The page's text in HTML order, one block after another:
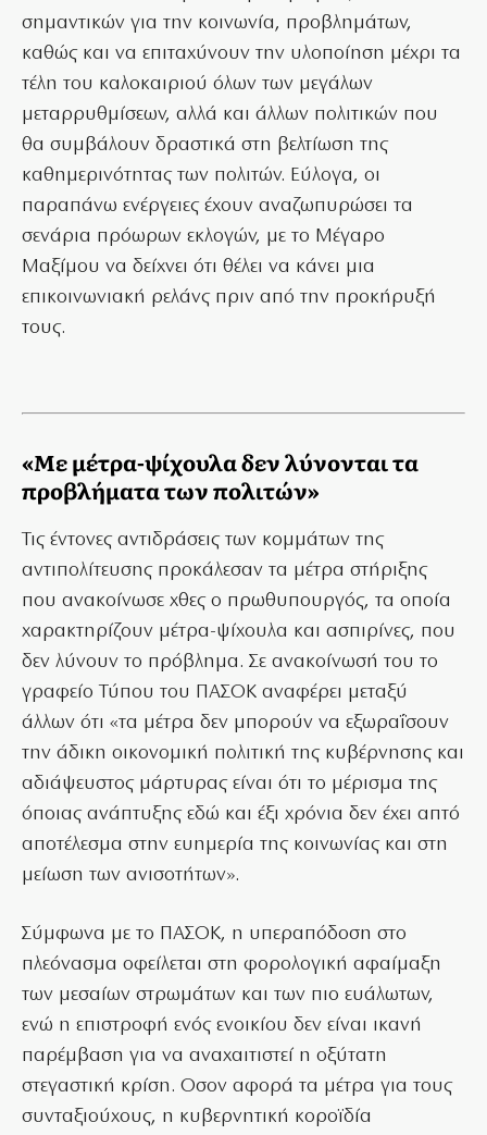
σημαντικών για την κοινωνία, προβλημάτων,
καθώς και να επιταχύνουν την υλοποίηση μέχρι τα
τέλη του καλοκαιριού όλων των μεγάλων
μεταρρυθμίσεων, αλλά και άλλων πολιτικών που
θα συμβάλουν δραστικά στη βελτίωση της
καθημερινότητας των πολιτών. Εύλογα, οι
παραπάνω ενέργειες έχουν αναζωπυρώσει τα
σενάρια πρόωρων εκλογών, με το Μέγαρο
Μαξίμου να δείχνει ότι θέλει να κάνει μια
επικοινωνιακή ρελάνς πριν από την προκήρυξή
τους.
«Με μέτρα-ψίχουλα δεν λύνονται τα
προβλήματα των πολιτών»
Τις έντονες αντιδράσεις των κομμάτων της
αντιπολίτευσης προκάλεσαν τα μέτρα στήριξης
που ανακοίνωσε χθες ο πρωθυπουργός, τα οποία
χαρακτηρίζουν μέτρα-ψίχουλα και ασπιρίνες, που
δεν λύνουν το πρόβλημα. Σε ανακοίνωσή του το
γραφείο Τύπου του ΠΑΣΟΚ αναφέρει μεταξύ
άλλων ότι «τα μέτρα δεν μπορούν να εξωραΐσουν
την άδικη οικονομική πολιτική της κυβέρνησης και
αδιάψευστος μάρτυρας είναι ότι το μέρισμα της
όποιας ανάπτυξης εδώ και έξι χρόνια δεν έχει απτό
αποτέλεσμα στην ευημερία της κοινωνίας και στη
μείωση των ανισοτήτων».
Σύμφωνα με το ΠΑΣΟΚ, η υπεραπόδοση στο
πλεόνασμα οφείλεται στη φορολογική αφαίμαξη
των μεσαίων στρωμάτων και των πιο ευάλωτων,
ενώ η επιστροφή ενός ενοικίου δεν είναι ικανή
παρέμβαση για να αναχαιτιστεί η οξύτατη
στεγαστική κρίση. Οσον αφορά τα μέτρα για τους
συνταξιούχους, η κυβερνητική κοροϊδία